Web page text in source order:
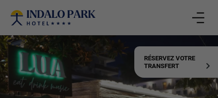
RÉSERVEZ VOTRE
TRANSFERT